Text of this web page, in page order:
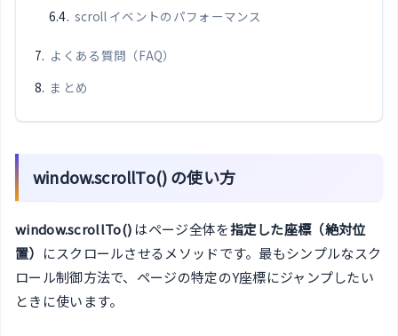
scroll イベントのパフォーマンス
よくある質問（FAQ）
まとめ
window.scrollTo() の使い方
window.scrollTo() はページ全体を指定した座標（絶対位
置） にスクロールさせるメソッドです。最もシンプルなスク
ロール制御方法で、ページの特定のY座標にジャンプしたい
ときに使います。